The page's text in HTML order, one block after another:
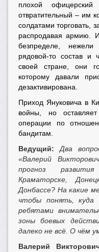
плохой
отвратительный – им
солдатами торговать,
распродавая армию.
безпределе,
рядовой-то состав и
своей стране, они
которому давали
дезактивирована.
Приход Януковича в
войны, но оставляет
операции по
бандитам.
Ведущий:
Два
«Валерий
прогноз
Краматорске,
Донбассе? На какие
чтобы понять, куда
ребятами
зоны боевых
далеко не всё. О чём
Валерий